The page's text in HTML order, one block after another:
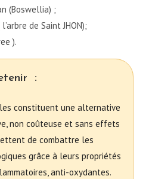
(Boswellia) ;
l’arbre de Saint JHON);
).
:
constituent une alternative
non coûteuse et sans effets
de combattre les
grâce à leurs propriétés
anti-oxydantes.